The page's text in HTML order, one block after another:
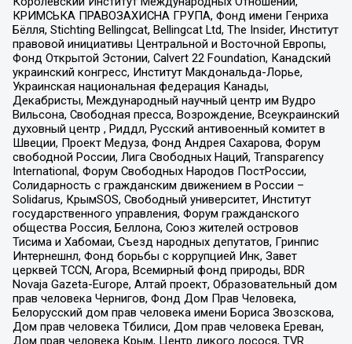
КРИМСЬКА ПРАВОЗАХИСНА ГРУПА, Фонд имени Генриха
Бёлля, Stichting Bellingcat, Bellingcat Ltd, The Insider, Институт
правовой инициативы Центральной и Восточной Европы,
Фонд Открытой Эстонии, Calvert 22 Foundation, Канадский
украинский конгресс, Институт Макдональда-Лорье,
Украинская национальная федерация Канады,
Декабристы, Международный научный центр им Вудро
Вильсона, Свободная пресса, Возрождение, Всеукраинский
духовный центр , Риддл, Русский антивоенный комитет в
Швеции, Проект Медуза, Фонд Андрея Сахарова, Форум
свободной России, Лига Свободных Наций, Transparеncy
International, Форум Свободных Народов ПостРоссии,
Солидарность с гражданским движением в России –
Solidarus, КрымSOS, Свободный университет, Институт
государственного управления, Форум гражданского
общества Россия, Беллона, Союз жителей островов
Тисима и Хабомаи, Съезд народных депутатов, Гринпис
Интернешнл, Фонд борьбы с коррупцией Инк, Завет
церквей TCCN, Агора, Всемирный фонд природы, BDR
Novaja Gazeta-Europe, Алтай проект, Образовательный дом
прав человека Чернигов, Фонд Дом Прав Человека,
Белорусский дом прав человека имени Бориса Звозскова,
Дом прав человека Тбилиси, Дом прав человека Ереван,
Дом прав человека Крым, Центр дикого лосося, TVR